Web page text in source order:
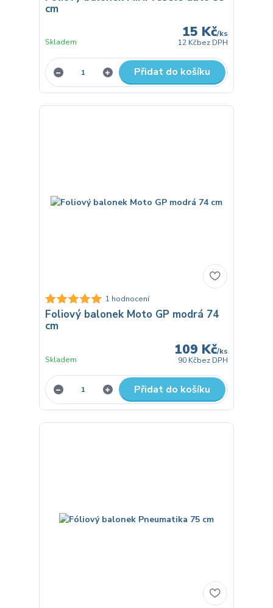
cm
15 Kč/ks
12 Kčbez DPH
Skladem
Přidat do košíku
1 hodnocení
Foliový balonek Moto GP modrá 74
cm
109 Kč/ks
90 Kčbez DPH
Skladem
Přidat do košíku